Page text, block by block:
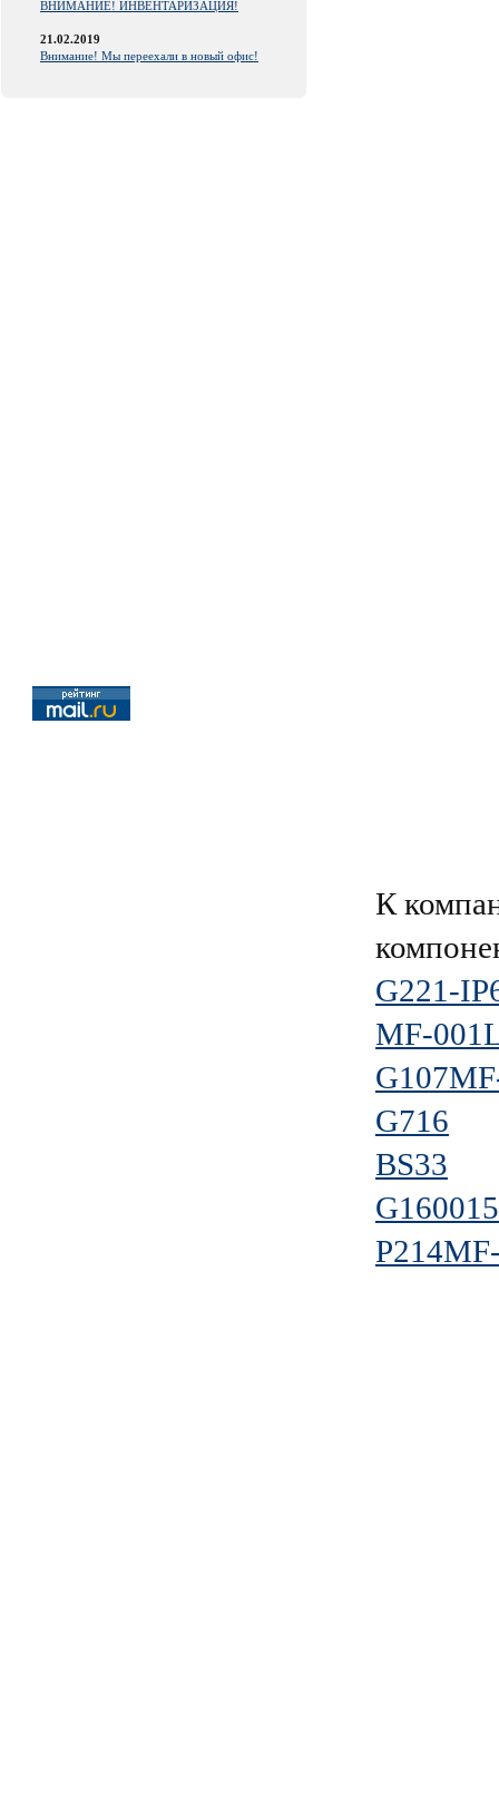
ВНИМАНИЕ! ИНВЕНТАРИЗАЦИЯ!
21.02.2019
Внимание! Мы переехали в новый офис!
К
G221-
MF-
G716
BS33